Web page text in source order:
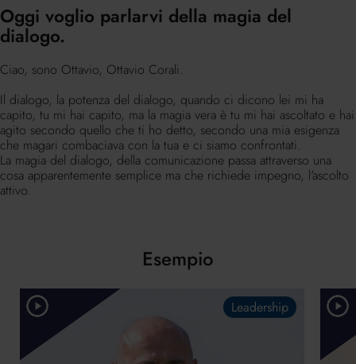
Oggi voglio parlarvi della magia del
dialogo.
Ciao, sono Ottavio, Ottavio Corali.
Il dialogo, la potenza del dialogo, quando ci dicono lei mi ha
capito, tu mi hai capito, ma la magia vera è tu mi hai ascoltato e hai
agito secondo quello che ti ho detto, secondo una mia esigenza
che magari combaciava con la tua e ci siamo confrontati.
La magia del dialogo, della comunicazione passa attraverso una
cosa apparentemente semplice ma che richiede impegno, l'ascolto
attivo.
Esempio
Leadership